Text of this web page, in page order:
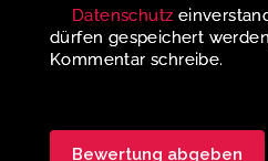
Datenschutz
dürfen gespeichert
Kommentar schreibe.